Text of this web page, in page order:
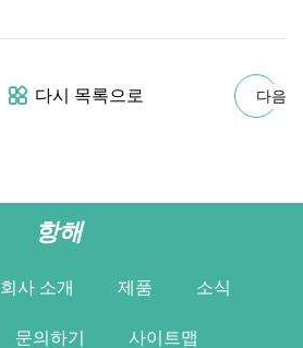
다시 목록으로 다음
항해
회사 소개 제품 소식
문의하기 사이트맵